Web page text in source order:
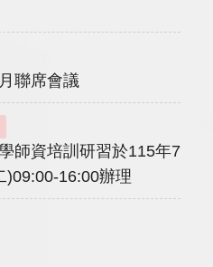
聯席會議
師資培訓研習於115年7
)09:00-16:00辦理